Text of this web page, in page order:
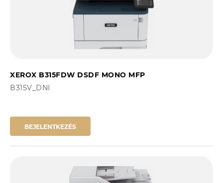
XEROX B315FDW DSDF MONO MFP
B315V_DNI
BEJELENTKEZÉS